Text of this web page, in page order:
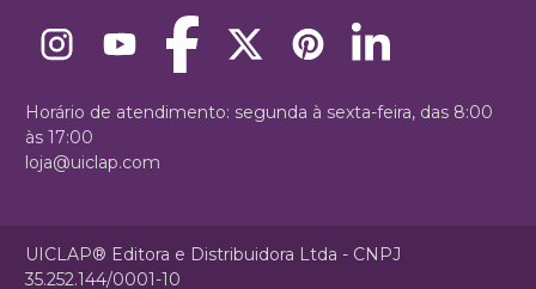
Horário de atendimento: segunda à sexta-feira, das 8:00
às 17:00
loja@uiclap.com
UICLAP® Editora e Distribuidora Ltda - CNPJ
35.252.144/0001-10